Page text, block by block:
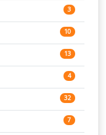
4
133
146
231
134
2
3
10
13
4
32
7